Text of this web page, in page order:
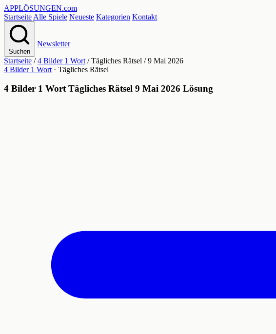
APPLÖSUNGEN.com
Startseite Alle Spiele Neueste Kategorien Kontakt
Suchen
Newsletter
Startseite / 4 Bilder 1 Wort / Tägliches Rätsel / 9 Mai 2026
4 Bilder 1 Wort · Tägliches Rätsel
4 Bilder 1 Wort Tägliches Rätsel 9 Mai 2026 Lösung